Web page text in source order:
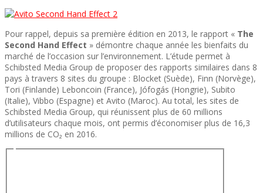
Pour rappel, depuis sa première édition en 2013, le rapport « The
Second Hand Effect » démontre chaque année les bienfaits du
marché de l’occasion sur l’environnement. L’étude permet à
Schibsted Media Group de proposer des rapports similaires dans 8
pays à travers 8 sites du groupe : Blocket (Suède), Finn (Norvège),
Tori (Finlande) Leboncoin (France), Jófogás (Hongrie), Subito
(Italie), Vibbo (Espagne) et Avito (Maroc). Au total, les sites de
Schibsted Media Group, qui réunissent plus de 60 millions
d’utilisateurs chaque mois, ont permis d’économiser plus de 16,3
millions de CO₂ en 2016.